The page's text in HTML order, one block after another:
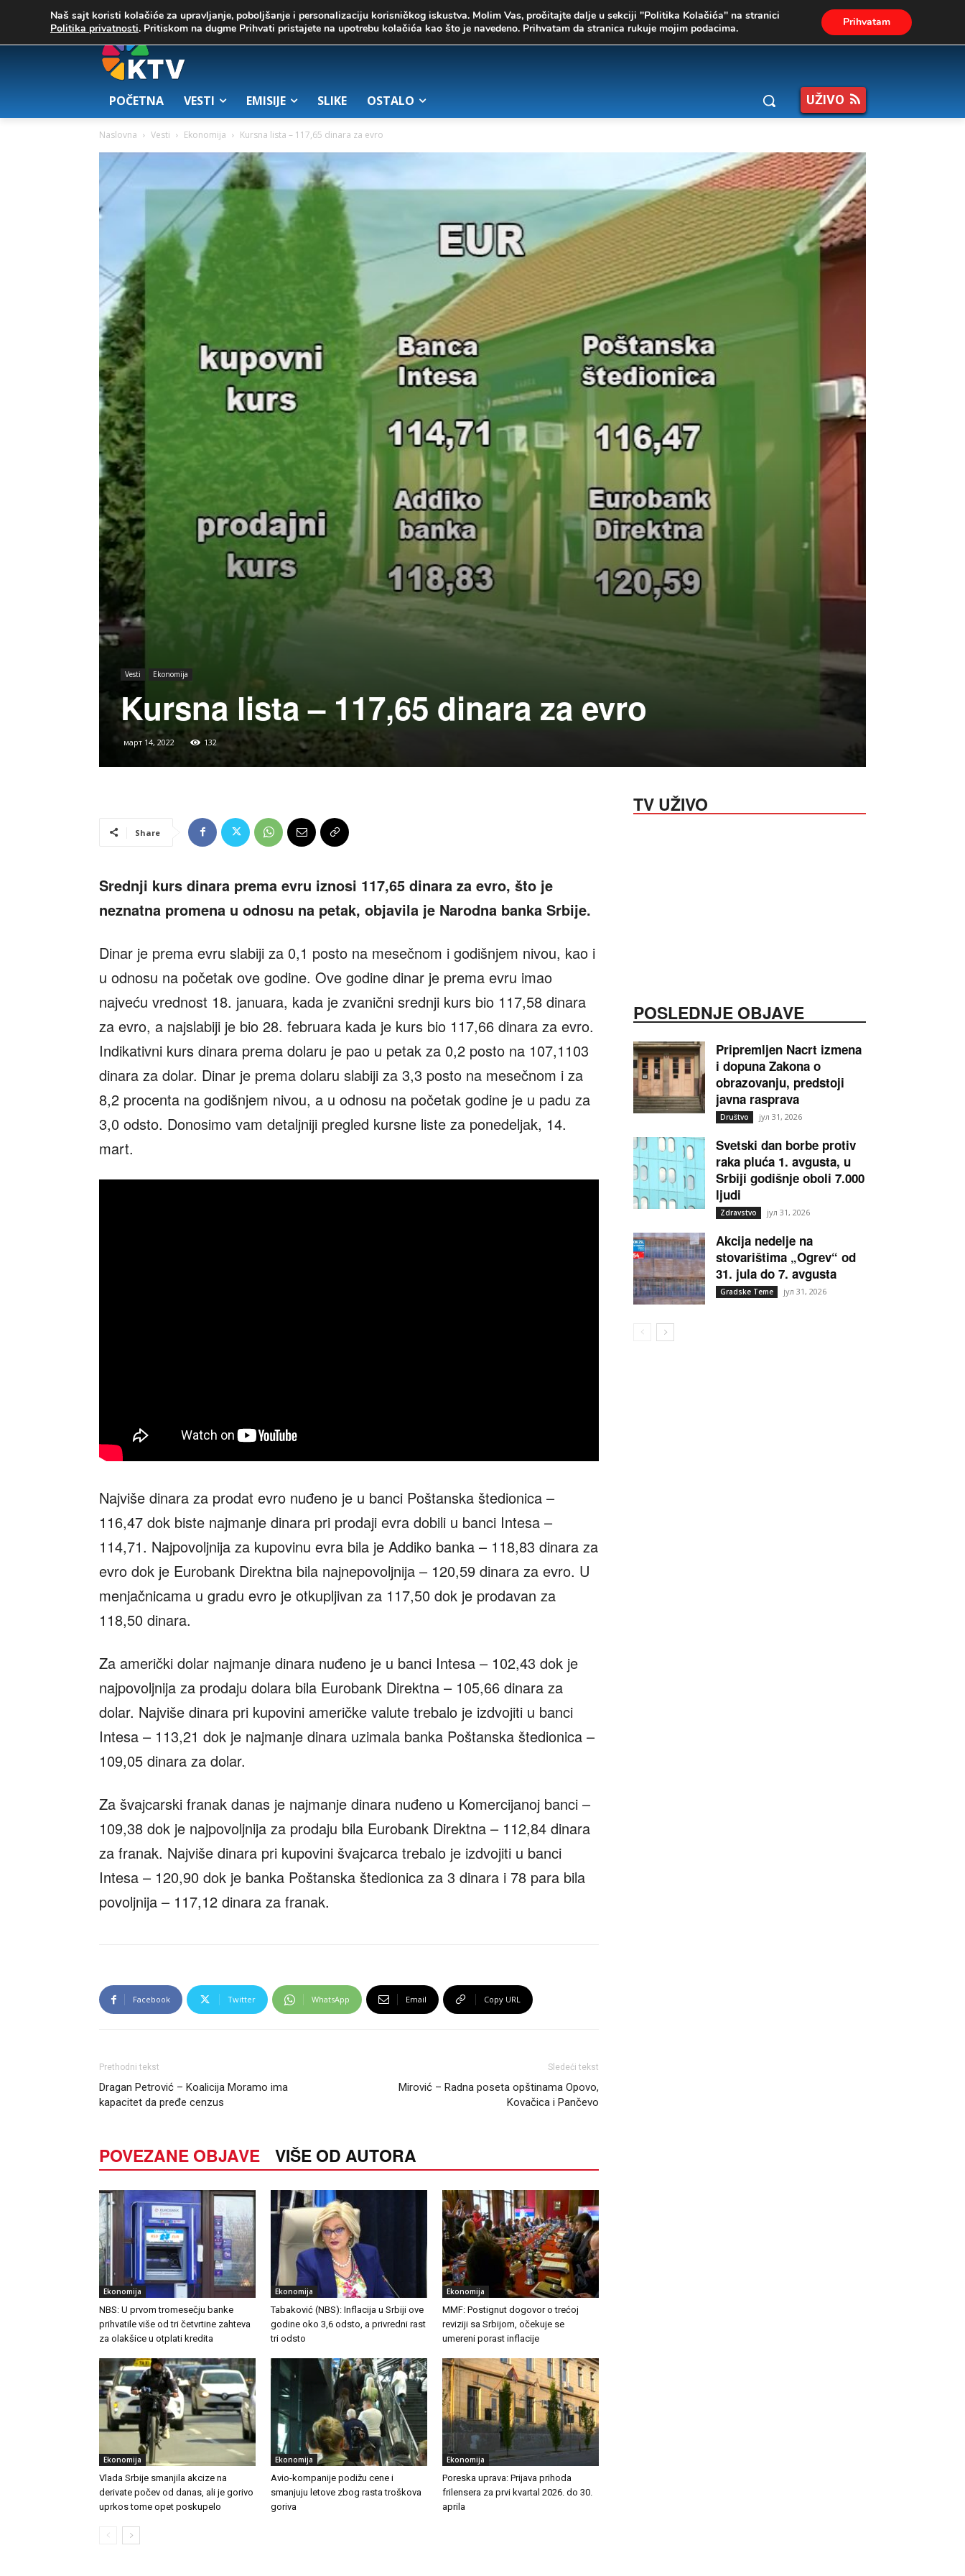
25.7 Zrenjanin 02. август 2026.
POČETNA VESTI EMISIJE SLIKE OSTALO UŽIVO
Naslovna Vesti Ekonomija Kursna lista – 117,65 dinara za evro
Vesti Ekonomija
Kursna lista – 117,65 dinara za evro
март 14, 2022 132
Share
Srednji kurs dinara prema evru iznosi 117,65 dinara za evro, što je
neznatna promena u odnosu na petak, objavila je Narodna banka Srbije.
Dinar je prema evru slabiji za 0,1 posto na mesečnom i godišnjem nivou, kao i
u odnosu na početak ove godine. Ove godine dinar je prema evru imao
najveću vrednost 18. januara, kada je zvanični srednji kurs bio 117,58 dinara
za evro, a najslabiji je bio 28. februara kada je kurs bio 117,66 dinara za evro.
Indikativni kurs dinara prema dolaru je pao u petak za 0,2 posto na 107,1103
dinara za dolar. Dinar je prema dolaru slabiji za 3,3 posto na mesečnom i za
8,2 procenta na godišnjem nivou, a u odnosu na početak godine je u padu za
3,0 odsto. Donosimo vam detaljniji pregled kursne liste za ponedeljak, 14.
mart.
Najviše dinara za prodat evro nuđeno je u banci Poštanska štedionica –
116,47 dok biste najmanje dinara pri prodaji evra dobili u banci Intesa –
114,71. Najpovoljnija za kupovinu evra bila je Addiko banka – 118,83 dinara za
evro dok je Eurobank Direktna bila najnepovoljnija – 120,59 dinara za evro. U
menjačnicama u gradu evro je otkupljivan za 117,50 dok je prodavan za
118,50 dinara.
Za američki dolar najmanje dinara nuđeno je u banci Intesa – 102,43 dok je
najpovoljnija za prodaju dolara bila Eurobank Direktna – 105,66 dinara za
dolar. Najviše dinara pri kupovini američke valute trebalo je izdvojiti u banci
Intesa – 113,21 dok je najmanje dinara uzimala banka Poštanska štedionica –
109,05 dinara za dolar.
Za švajcarski franak danas je najmanje dinara nuđeno u Komercijanoj banci –
109,38 dok je najpovoljnija za prodaju bila Eurobank Direktna – 112,84 dinara
za franak. Najviše dinara pri kupovini švajcarca trebalo je izdvojiti u banci
Intesa – 120,90 dok je banka Poštanska štedionica za 3 dinara i 78 para bila
povoljnija – 117,12 dinara za franak.
Facebook Twitter WhatsApp Email Copy URL
Prethodni tekst
Dragan Petrović – Koalicija Moramo ima
kapacitet da pređe cenzus
Sledeći tekst
Mirović – Radna poseta opštinama Opovo,
Kovačica i Pančevo
POVEZANE OBJAVE VIŠE OD AUTORA
Ekonomija
NBS: U prvom tromesečju banke
prihvatile više od tri četvrtine zahteva
za olakšice u otplati kredita
Ekonomija
Tabaković (NBS): Inflacija u Srbiji ove
godine oko 3,6 odsto, a privredni rast
tri odsto
Ekonomija
MMF: Postignut dogovor o trećoj
reviziji sa Srbijom, očekuje se
umereni porast inflacije
Ekonomija
Vlada Srbije smanjila akcize na
derivate počev od danas, ali je gorivo
uprkos tome opet poskupelo
Ekonomija
Avio-kompanije podižu cene i
smanjuju letove zbog rasta troškova
goriva
Ekonomija
Poreska uprava: Prijava prihoda
frilensera za prvi kvartal 2026. do 30.
aprila
TV UŽIVO
POSLEDNJE OBJAVE
Pripremljen Nacrt izmena
i dopuna Zakona o
obrazovanju, predstoji
javna rasprava
Društvo јул 31, 2026
Svetski dan borbe protiv
raka pluća 1. avgusta, u
Srbiji godišnje oboli 7.000
ljudi
Zdravstvo јул 31, 2026
Akcija nedelje na
stovarištima „Ogrev“ od
31. jula do 7. avgusta
Gradske Teme јул 31, 2026
Naš sajt koristi kolačiće za upravljanje, poboljšanje i personalizaciju korisničkog iskustva. Molim Vas, pročitajte dalje u sekciji "Politika Kolačića" na stranici
Politika privatnosti. Pritiskom na dugme Prihvati pristajete na upotrebu kolačića kao što je navedeno. Prihvatam da stranica rukuje mojim podacima. Prihvatam